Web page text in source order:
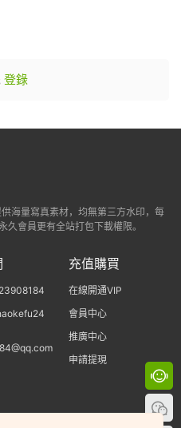
登錄
海量寫真素材，均無第三方水印，每
久會員更有全站打包下載權限。
充值購買
在線開通VIP
會員中心
推廣中心
申請提現